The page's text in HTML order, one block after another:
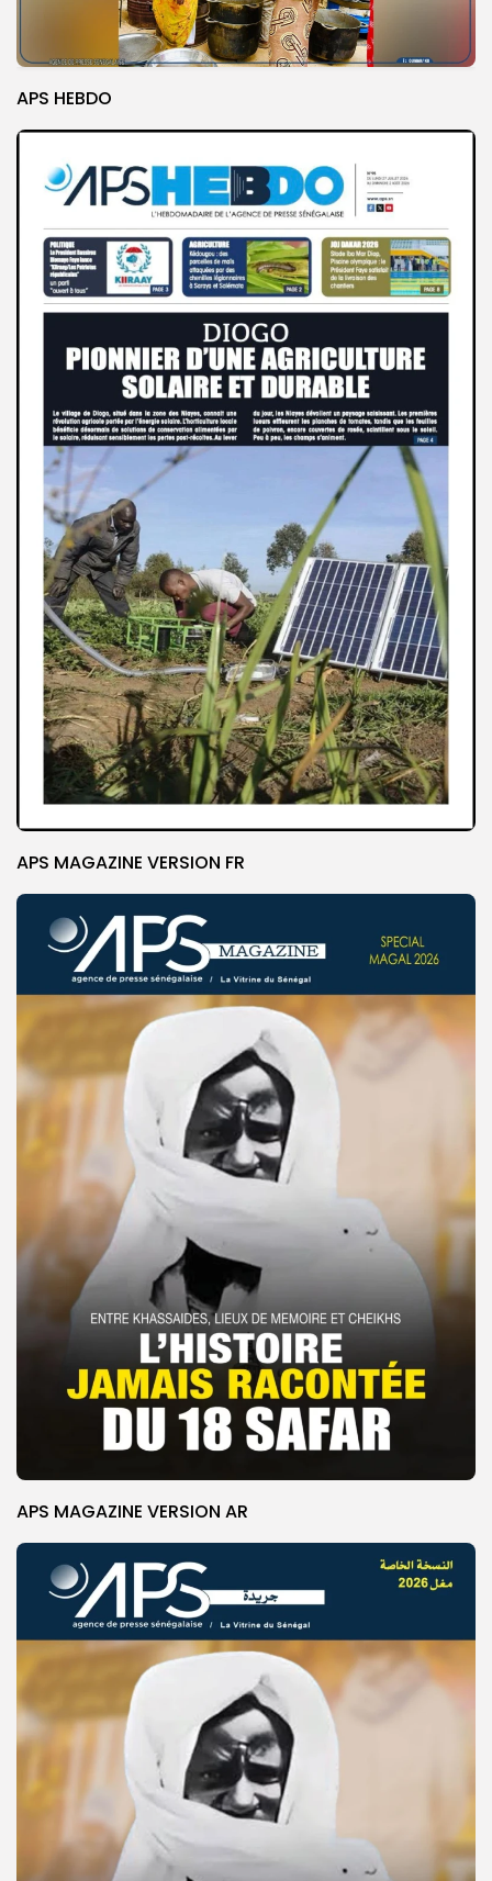
APS HEBDO
APS MAGAZINE VERSION FR
APS MAGAZINE VERSION AR